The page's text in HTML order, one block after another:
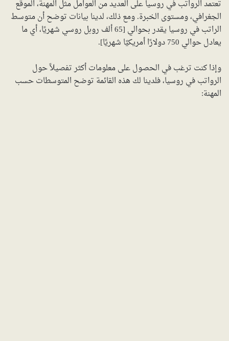
تعتمد الرواتب في روسيا على العديد من العوامل مثل المهنة، الموقع
الجغرافي، ومستوى الخبرة. ومع ذلك، لدينا بيانات توضح أن متوسط
الراتب في روسيا يقدر بحوالي [65 ألف روبل روسي شهريًا، أي ما
يعادل حوالي 750 دولارًا أمريكيًا شهريًا].
وإذا كنت ترغب في الحصول على معلومات أكثر تفصيلاً حول
الرواتب في روسيا، فلدينا لك هذه القائمة توضح المتوسطات حسب
المهنة: